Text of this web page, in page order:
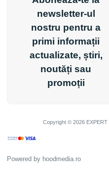
newsletter-ul
nostru pentru a
primi informații
actualizate, știri,
noutăți sau
promoții
Copyright © 2026 EXPERT
Powered by hoodmedia.ro